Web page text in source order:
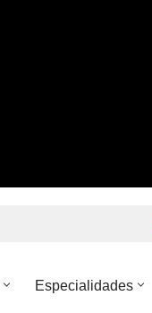
Especialidades